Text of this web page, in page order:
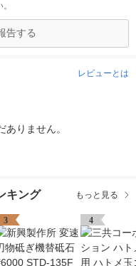
告する
レビューとは
りません。
キング もっと見る
3 4